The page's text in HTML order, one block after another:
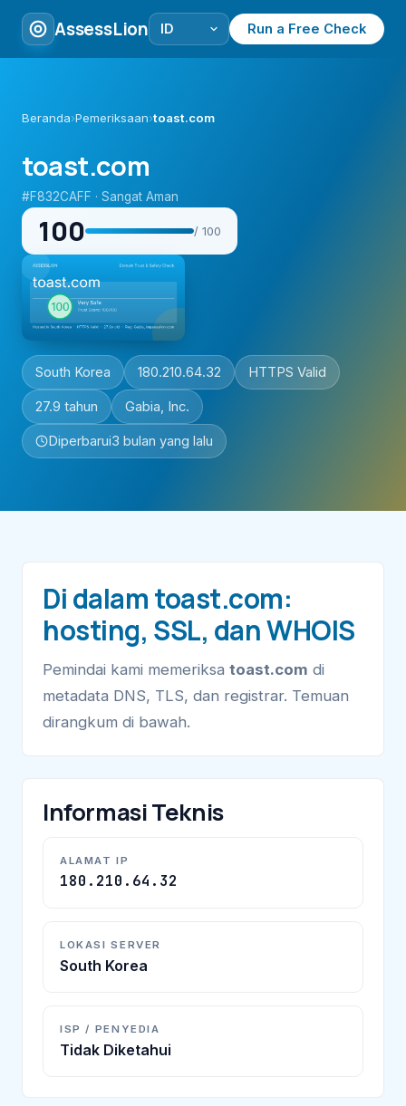
AssessLion Run a Free Check
Beranda›Pemeriksaan›toast.com
toast.com
#F832CAFF · Sangat Aman
100 / 100
South Korea 180.210.64.32 HTTPS Valid
27.9 tahun Gabia, Inc.
Diperbarui3 bulan yang lalu
Di dalam toast.com:
hosting, SSL, dan WHOIS
Pemindai kami memeriksa toast.com di
metadata DNS, TLS, dan registrar. Temuan
dirangkum di bawah.
Informasi Teknis
ALAMAT IP
180.210.64.32
LOKASI SERVER
South Korea
ISP / PENYEDIA
Tidak Diketahui